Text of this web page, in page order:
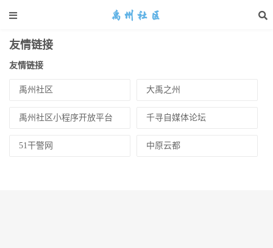
友情链接
友情链接
禹州社区 大禹之州
禹州社区小程序开放平台 千寻自媒体论坛
51干警网 中原云都